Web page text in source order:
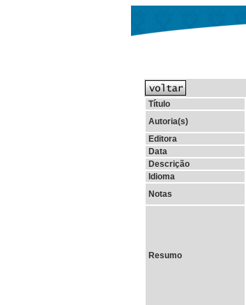
Título
Autoria(s)
Editora
Data
Descrição
Idioma
Notas
Resumo